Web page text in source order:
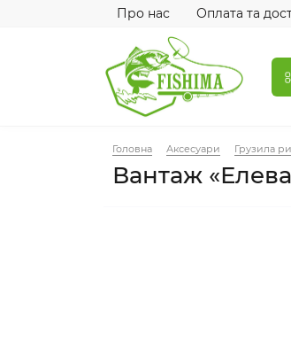
Про нас Оплата та
Головна Аксесуари Грузила
Вантаж